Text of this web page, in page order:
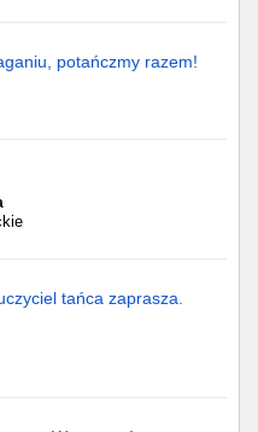
potańczmy razem!
tańca zaprasza.